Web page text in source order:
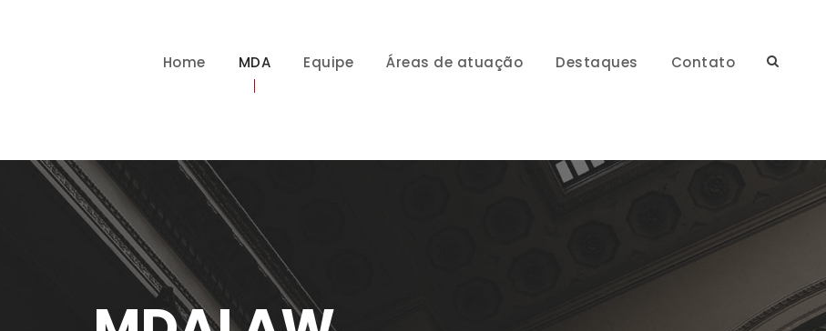
Home MDA Equipe Áreas de atuação Destaques Contato